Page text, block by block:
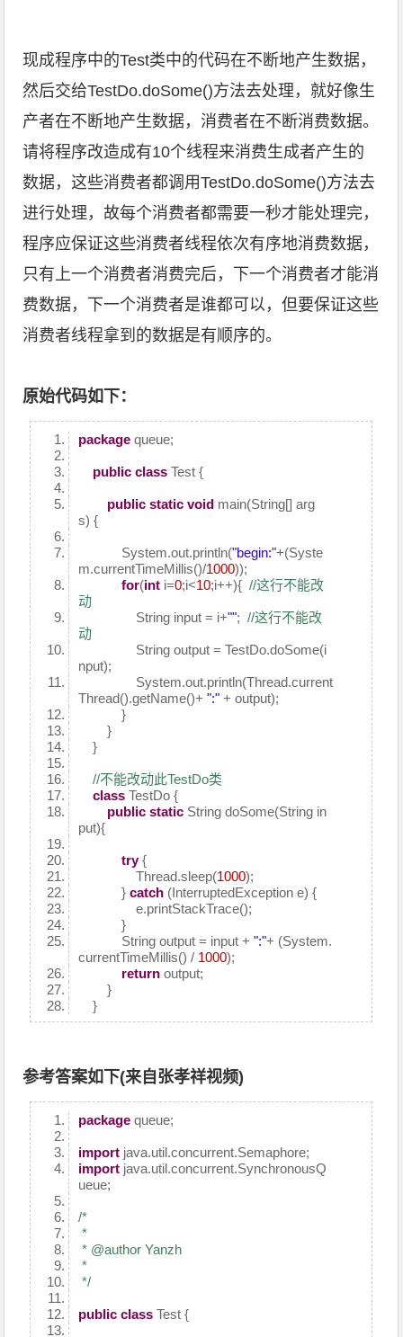
现成程序中的Test类中的代码在不断地产生数据，
然后交给TestDo.doSome()方法去处理，就好像生
产者在不断地产生数据，消费者在不断消费数据。
请将程序改造成有10个线程来消费生成者产生的
数据，这些消费者都调用TestDo.doSome()方法去
进行处理，故每个消费者都需要一秒才能处理完，
程序应保证这些消费者线程依次有序地消费数据，
只有上一个消费者消费完后，下一个消费者才能消
费数据，下一个消费者是谁都可以，但要保证这些
消费者线程拿到的数据是有顺序的。
原始代码如下：
package queue;
public class Test {
public static void main(String[] arg
s) {
System.out.println("begin:"+(Syste
m.currentTimeMillis()/1000));
for(int i=0;i<10;i++){//这行不能改
动
String input = i+"";//这行不能改
动
String output = TestDo.doSome(i
nput);
System.out.println(Thread.current
Thread().getName()+":" + output);
}
}
}
//不能改动此TestDo类
class TestDo {
public static String doSome(String in
put){
try{
Thread.sleep(1000);
}catch (InterruptedException e) {
e.printStackTrace();
}
String output = input +":"+ (System.
currentTimeMillis() / 1000);
return output;
}
}
参考答案如下(来自张孝祥视频)
package queue;
import java.util.concurrent.Semaphore;
import java.util.concurrent.SynchronousQ
ueue;
/*
*
* @author Yanzh
*
*/
public class Test {